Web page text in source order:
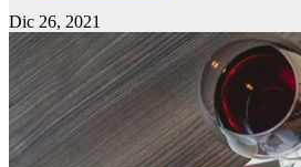
Dic 26, 2021